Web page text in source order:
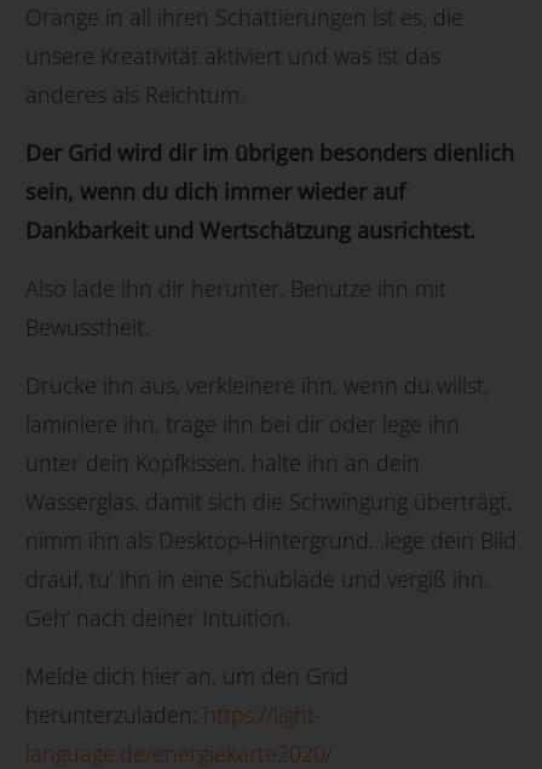
Orange in all ihren Schattierungen ist es, die
unsere Kreativität aktiviert und was ist das
anderes als Reichtum.
Der Grid wird dir im übrigen besonders dienlich
sein, wenn du dich immer wieder auf
Dankbarkeit und Wertschätzung ausrichtest.
Also lade ihn dir herunter. Benutze ihn mit
Bewusstheit.
Drucke ihn aus, verkleinere ihn, wenn du willst,
laminiere ihn, trage ihn bei dir oder lege ihn
unter dein Kopfkissen, halte ihn an dein
Wasserglas, damit sich die Schwingung überträgt,
nimm ihn als Desktop-Hintergrund…lege dein Bild
drauf, tu‘ ihn in eine Schublade und vergiß ihn.
Geh‘ nach deiner Intuition.
Melde dich hier an, um den Grid
herunterzuladen: https://light-
language.de/energiekarte2020/